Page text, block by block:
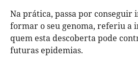
Na prática, passa por conseguir
formar o seu genoma, referiu a
quem esta descoberta pode
futuras epidemias.